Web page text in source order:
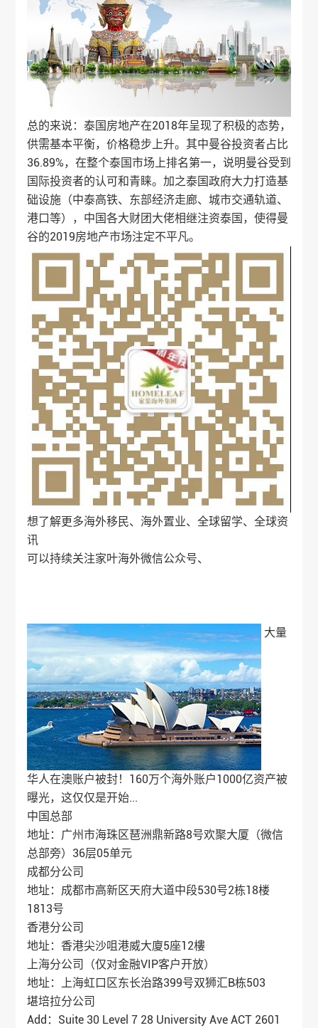
总的来说：泰国房地产在2018年呈现了积极的态势，
供需基本平衡，价格稳步上升。其中曼谷投资者占比
36.89%，在整个泰国市场上排名第一，说明曼谷受到
国际投资者的认可和青睐。加之泰国政府大力打造基
础设施（中泰高铁、东部经济走廊、城市交通轨道、
港口等），中国各大财团大佬相继注资泰国，使得曼
谷的2019房地产市场注定不平凡。
想了解更多海外移民、海外置业、全球留学、全球资
讯
可以持续关注家叶海外微信公众号、
大量
华人在澳账户被封！160万个海外账户1000亿资产被
曝光，这仅仅是开始...
中国总部
地址：广州市海珠区琶洲鼎新路8号欢聚大厦（微信
总部旁）36层05单元
成都分公司
地址：成都市高新区天府大道中段530号2栋18楼
1813号
香港分公司
地址：香港尖沙咀港威大廈5座12樓
上海分公司（仅对金融VIP客户开放）
地址：上海虹口区东长治路399号双狮汇B栋503
堪培拉分公司
Add：Suite 30 Level 7 28 University Ave ACT 2601